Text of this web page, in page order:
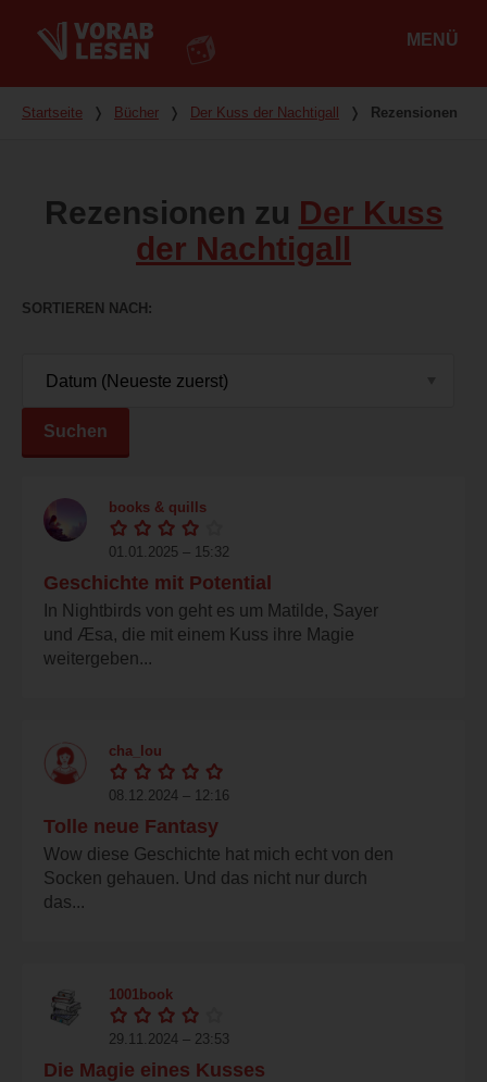
MENÜ
Du bist hier
Startseite ❭ Bücher ❭ Der Kuss der Nachtigall ❭ Rezensionen
Rezensionen zu Der Kuss
der Nachtigall
SORTIEREN NACH
Suchen
books & quills
01.01.2025 – 15:32
Geschichte mit Potential
In Nightbirds von geht es um Matilde, Sayer
und Æsa, die mit einem Kuss ihre Magie
weitergeben...
cha_lou
08.12.2024 – 12:16
Tolle neue Fantasy
Wow diese Geschichte hat mich echt von den
Socken gehauen. Und das nicht nur durch
das...
1001book
29.11.2024 – 23:53
Die Magie eines Kusses